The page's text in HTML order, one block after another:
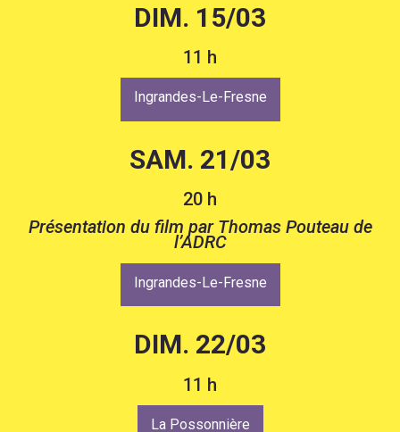
DIM. 15/03
11 h
Ingrandes-Le-Fresne
SAM. 21/03
20 h
Présentation du film par Thomas Pouteau de
l’ADRC
Ingrandes-Le-Fresne
DIM. 22/03
11 h
La Possonnière